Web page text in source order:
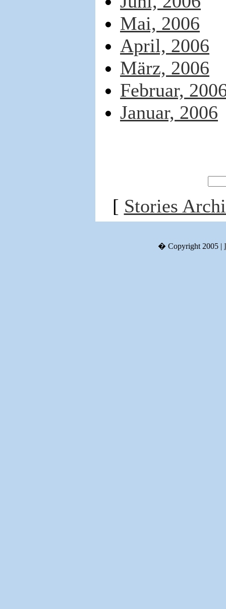
Mai, 2006
April, 2006
März, 2006
Februar,
Januar, 2006
[ Stories
� Copyright 2005 |